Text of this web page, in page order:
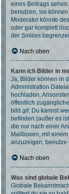
eines Beitrags
benutzen, sie
Moderator könnte
oder gar komplett
der Smilies
Nach oben
Kann ich Bilder in
Ja, Bilder können in
Administration
hochladen.
öffentlich
bild.gif. Du kannst
befinden (außer es
die nur nach einer
Mailboxen, mit
anzuzeigen, benutze
Nach oben
Was sind globale
Globale